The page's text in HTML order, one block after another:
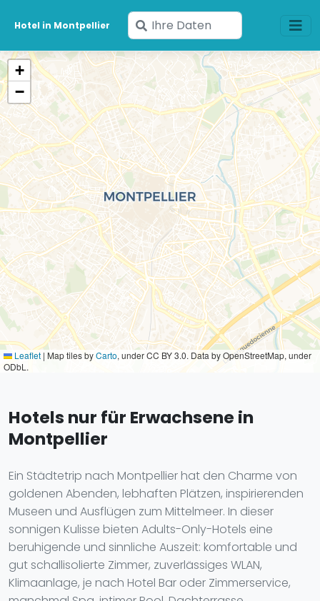
Hotel in Montpellier
Geben
Sie
Ihre
Daten
ein
+
−
Leaflet | Map tiles byCarto, under CC BY 3.0. Data by OpenStreetMap, under
ODbL.
Hotels nur für Erwachsene in
Montpellier
Ein Städtetrip nach Montpellier hat den Charme von
goldenen Abenden, lebhaften Plätzen, inspirierenden
Museen und Ausflügen zum Mittelmeer. In dieser
sonnigen Kulisse bieten Adults-Only-Hotels eine
beruhigende und sinnliche Auszeit: komfortable und
gut schallisolierte Zimmer, zuverlässiges WLAN,
Klimaanlage, je nach Hotel Bar oder Zimmerservice,